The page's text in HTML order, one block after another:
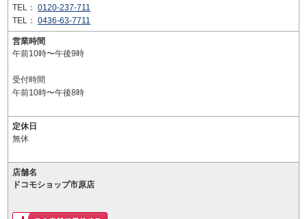
TEL： 0120-237-711
TEL： 0436-63-7711
営業時間
午前10時〜午後9時
受付時間
午前10時〜午後8時
定休日
無休
店舗名
ドコモショップ市原店